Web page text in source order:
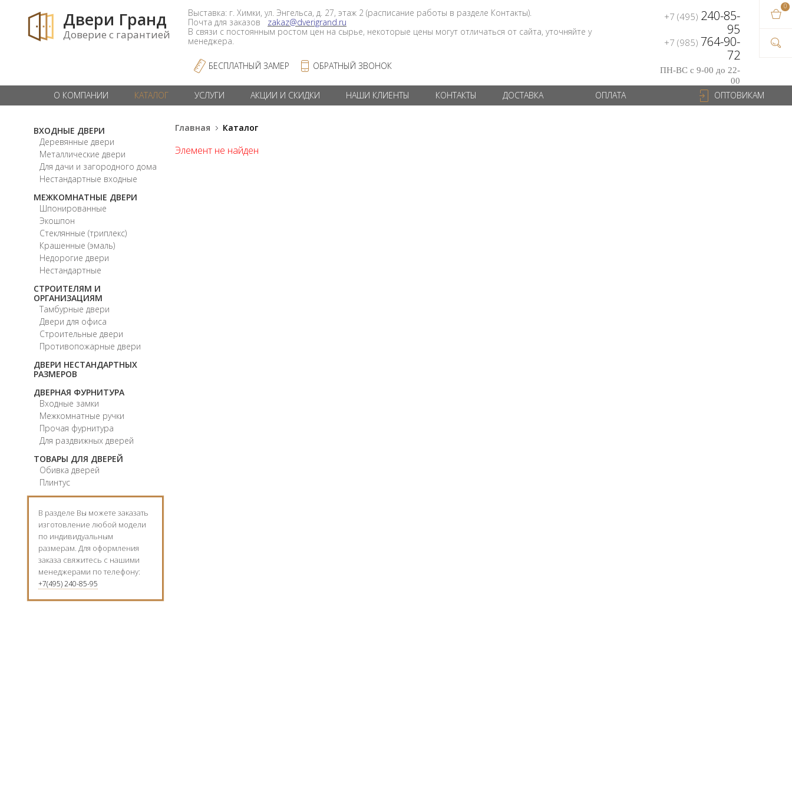
Двери Гранд
Доверие с гарантией
Выставка: г. Химки, ул. Энгельса, д. 27, этаж 2 (расписание работы в разделе Контакты).
Почта для заказов zakaz@dverigrand.ru
В связи с постоянным ростом цен на сырье, некоторые цены могут отличаться от сайта, уточняйте у
менеджера.
БЕСПЛАТНЫЙ ЗАМЕР ОБРАТНЫЙ ЗВОНОК
+7 (495) 240-85-
95
+7 (985) 764-90-
72
ПН-ВС с 9-00 до 22-
00
О КОМПАНИИ КАТАЛОГ УСЛУГИ АКЦИИ И СКИДКИ НАШИ КЛИЕНТЫ КОНТАКТЫ ДОСТАВКА ОПЛАТА ОПТОВИКАМ
ВХОДНЫЕ ДВЕРИ
Деревянные двери
Металлические двери
Для дачи и загородного дома
Нестандартные входные
МЕЖКОМНАТНЫЕ ДВЕРИ
Шпонированные
Экошпон
Стеклянные (триплекс)
Крашенные (эмаль)
Недорогие двери
Нестандартные
СТРОИТЕЛЯМ И
ОРГАНИЗАЦИЯМ
Тамбурные двери
Двери для офиса
Строительные двери
Противопожарные двери
ДВЕРИ НЕСТАНДАРТНЫХ
РАЗМЕРОВ
ДВЕРНАЯ ФУРНИТУРА
Входные замки
Межкомнатные ручки
Прочая фурнитура
Для раздвижных дверей
ТОВАРЫ ДЛЯ ДВЕРЕЙ
Обивка дверей
Плинтус
В разделе Вы можете заказать
изготовление любой модели
по индивидуальным
размерам. Для оформления
заказа свяжитесь с нашими
менеджерами по телефону:
+7(495) 240-85-95
Главная Каталог
Элемент не найден
0
В
на